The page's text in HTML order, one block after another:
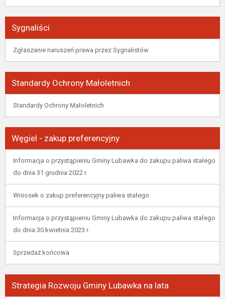
Sygnaliści
Zgłaszanie naruszeń prawa przez Sygnalistów
Standardy Ochrony Małoletnich
Standardy Ochrony Małoletnich
Węgiel - zakup preferencyjny
Informacja o przystąpieniu Gminy Lubawka do zakupu paliwa stałego
do dnia 31 grudnia 2022 r.
Wniosek o zakup preferencyjny paliwa stałego
Informacja o przystąpieniu Gminy Lubawka do zakupu paliwa stałego
do dnia 30 kwietnia 2023 r.
Sprzedaż końcowa
Strategia Rozwoju Gminy Lubawka na lata